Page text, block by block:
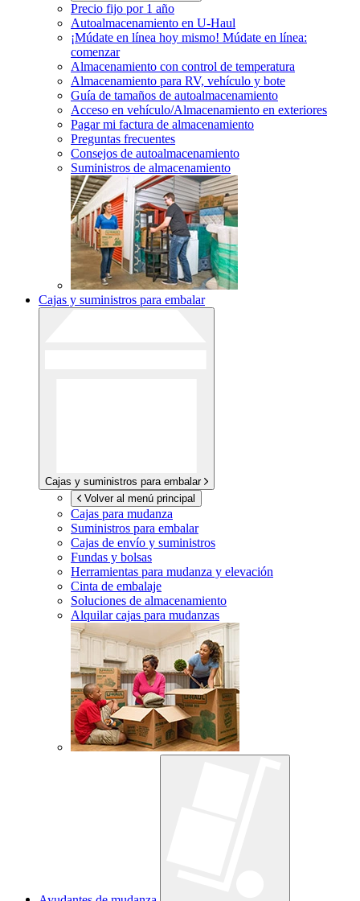
Precio fijo por 1 año
Autoalmacenamiento en U-Haul
¡Múdate en línea hoy mismo! Múdate en línea:
comenzar
Almacenamiento con control de temperatura
Almacenamiento para RV, vehículo y bote
Guía de tamaños de autoalmacenamiento
Acceso en vehículo/Almacenamiento en exteriores
Pagar mi factura de almacenamiento
Preguntas frecuentes
Consejos de autoalmacenamiento
Suministros de almacenamiento
Cajas y suministros para embalar
Cajas y suministros para embalar
Volver al menú principal
Cajas para mudanza
Suministros para embalar
Cajas de envío y suministros
Fundas y bolsas
Herramientas para mudanza y elevación
Cinta de embalaje
Soluciones de almacenamiento
Alquilar cajas para mudanzas